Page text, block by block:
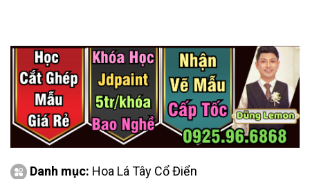
Danh mục: Hoa Lá Tây Cổ Điển